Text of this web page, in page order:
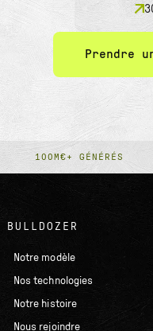
Prendre
100M€+ GÉNÉRÉS
BULLDOZER
Notre modèle
Nos technologies
Notre histoire
Nous rejoindre